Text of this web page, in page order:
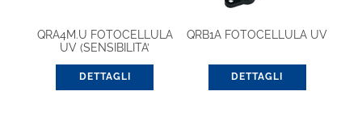
QRA4M.U FOTOCELLULA
UV (SENSIBILITA’
DETTAGLI
QRB1A FOTOCELLULA UV
DETTAGLI